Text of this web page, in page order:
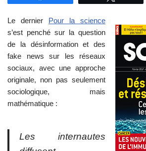
Le dernier Pour la science
s’est penché sur la question
de la désinformation et des
fake news sur les réseaux
sociaux, avec une approche
originale, non pas seulement
sociologique, mais
mathématique :
Les internautes